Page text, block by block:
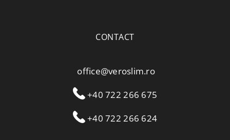
CONTACT
office@veroslim.ro
+40 722 266 675
+40 722 266 624